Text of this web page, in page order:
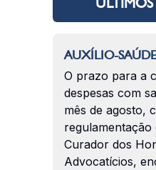
AUXÍLIO-
O prazo para a
despesas com
mês de agosto,
regulamentação
Curador dos
Advocatícios,